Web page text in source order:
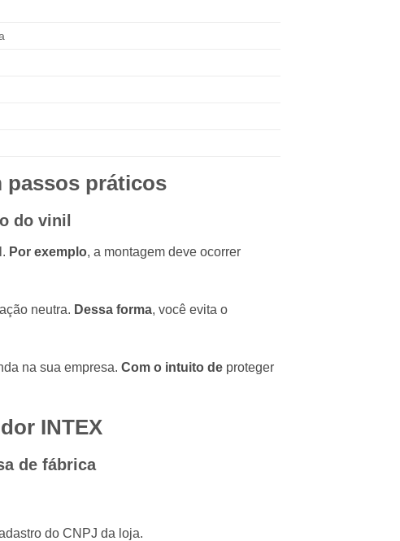
passos práticos
do vinil
Por exemplo, a montagem deve ocorrer
neutra. Dessa forma, você evita o
na sua empresa. Com o intuito de proteger
INTEX
de fábrica
do CNPJ da loja.